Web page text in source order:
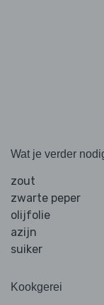
Wat je verder
zout
zwarte peper
olijfolie
azijn
suiker
Kookgerei